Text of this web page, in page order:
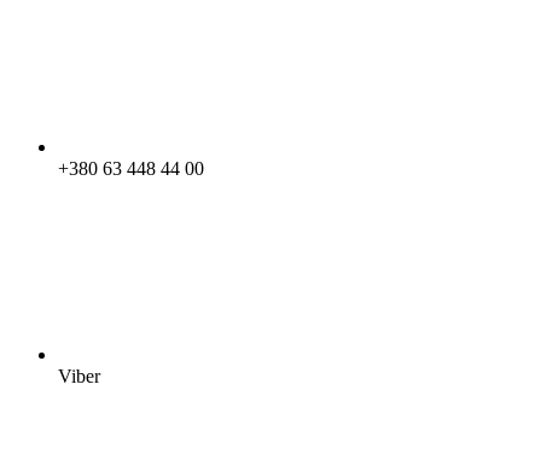
+380 63 448 44 00
Viber